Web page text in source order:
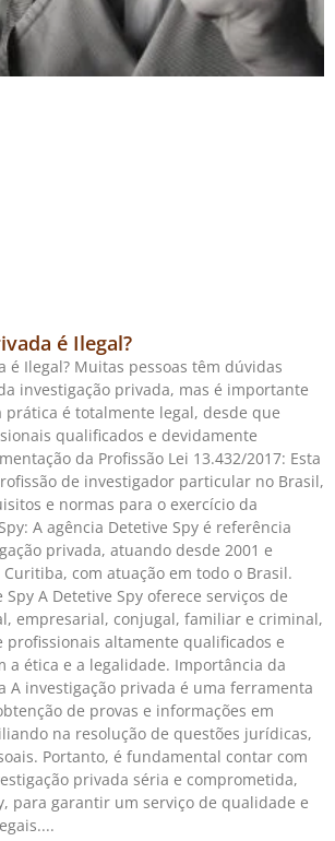
é Ilegal?
é Ilegal? Muitas pessoas têm dúvidas
investigação privada, mas é importante
prática é totalmente legal, desde que
qualificados e devidamente
da Profissão Lei 13.432/2017: Esta
de investigador particular no Brasil,
e normas para o exercício da
A agência Detetive Spy é referência
privada, atuando desde 2001 e
com atuação em todo o Brasil.
A Detetive Spy oferece serviços de
empresarial, conjugal, familiar e criminal,
profissionais altamente qualificados e
a ética e a legalidade. Importância da
A investigação privada é uma ferramenta
de provas e informações em
na resolução de questões jurídicas,
Portanto, é fundamental contar com
privada séria e comprometida,
para garantir um serviço de qualidade e